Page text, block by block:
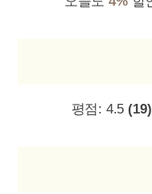
평점: 4.5 (19)